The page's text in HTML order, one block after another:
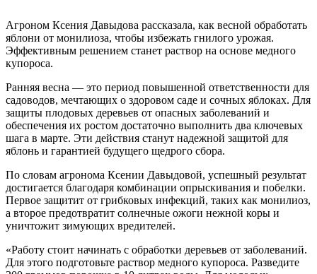
Агроном Ксения Давыдова рассказала, как весной обработать
яблони от монилиоза, чтобы избежать гнилого урожая.
Эффективным решением станет раствор на основе медного
купороса.
Ранняя весна — это период повышенной ответственности для
садоводов, мечтающих о здоровом саде и сочных яблоках. Для
защиты плодовых деревьев от опасных заболеваний и
обеспечения их ростом достаточно выполнить два ключевых
шага в марте. Эти действия станут надежной защитой для
яблонь и гарантией будущего щедрого сбора.
По словам агронома Ксении Давыдовой, успешный результат
достигается благодаря комбинации опрыскивания и побелки.
Первое защитит от грибковых инфекций, таких как монилиоз,
а второе предотвратит солнечные ожоги нежной коры и
уничтожит зимующих вредителей.
«Работу стоит начинать с обработки деревьев от заболеваний.
Для этого подготовьте раствор медного купороса. Разведите